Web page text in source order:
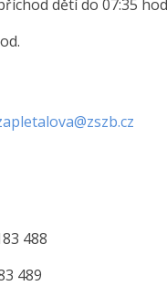
dětí do 07:35
488
489